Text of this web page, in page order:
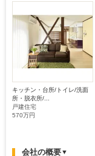
キッチン・台所/トイレ/洗面
所・脱衣所/...
戸建住宅
570万円
会社の概要▼